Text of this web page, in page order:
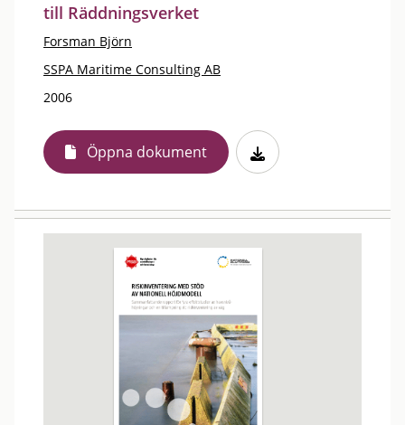
till Räddningsverket
Forsman Björn
SSPA Maritime Consulting AB
2006
Öppna dokument